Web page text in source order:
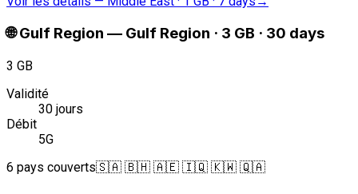
🌐 Gulf Region — Gulf Region · 3 GB · 30 days
3 GB
Validité
30 jours
Débit
5G
6 pays couverts🇸🇦 🇧🇭 🇦🇪 🇮🇶 🇰🇼 🇶🇦